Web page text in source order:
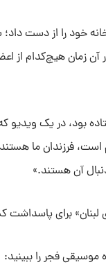
خود را از دست
زمان هیچ‌کدام از
بود، در یک ویدیو
فرزندان ما
آن هستند.»
لبنان» برای
فجر را ببینید: